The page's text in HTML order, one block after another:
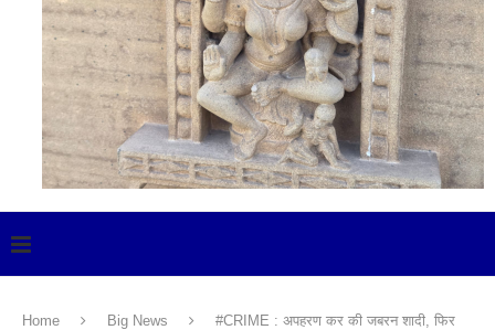
Home Big News
#CRIME : अपहरण कर की जबरन शादी, फिर